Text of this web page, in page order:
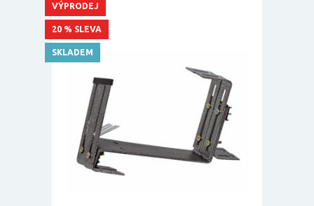
VÝPRODEJ
20 % SLEVA
SKLADEM